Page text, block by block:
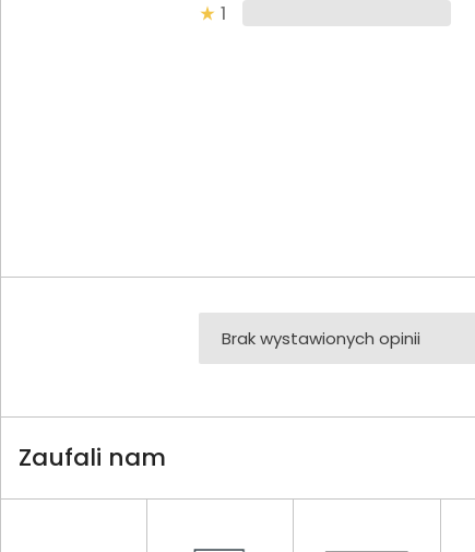
1
Brak wystawionych opinii
Zaufali nam